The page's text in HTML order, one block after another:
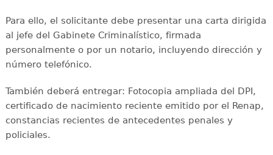
Para ello, el solicitante debe presentar una carta dirigida
al jefe del Gabinete Criminalístico, firmada
personalmente o por un notario, incluyendo dirección y
número telefónico.
También deberá entregar: Fotocopia ampliada del DPI,
certificado de nacimiento reciente emitido por el Renap,
constancias recientes de antecedentes penales y
policiales.